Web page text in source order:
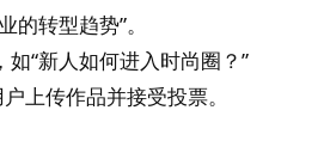
转型趋势”。
“新人如何进入时尚圈？”
上传作品并接受投票。